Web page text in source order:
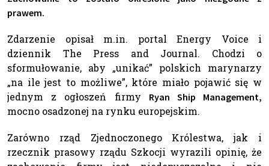
prawem.
Zdarzenie opisał m.in. portal Energy Voice i
dziennik The Press and Journal. Chodzi o
sformułowanie, aby „unikać” polskich marynarzy
„na ile jest to możliwe”, które miało pojawić się w
jednym z ogłoszeń firmy Ryan Ship Management,
mocno osadzonej na rynku europejskim.
Zarówno rząd Zjednoczonego Królestwa, jak i
rzecznik prasowy rządu Szkocji wyrazili opinię, że